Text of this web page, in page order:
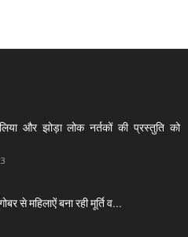
और झोड़ा लोक नर्तकों की प्रस्तुति को
से महिलाऐं बना रही मूर्ति व...